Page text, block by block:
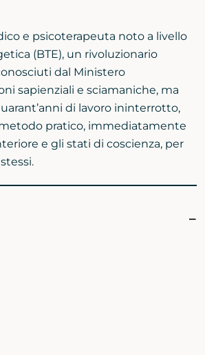
e psicoterapeuta noto a livello
(BTE), un rivoluzionario
dal Ministero
sapienziali e sciamaniche, ma
di lavoro ininterrotto,
pratico, immediatamente
e gli stati di coscienza, per